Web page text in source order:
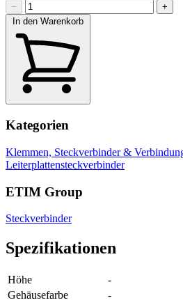
−
+
In den Warenkorb
Kategorien
Klemmen, Steckverbinder &
Leiterplattensteckverbinder
ETIM Group
Steckverbinder
Spezifikationen
Höhe
-
Gehäusefarbe
-